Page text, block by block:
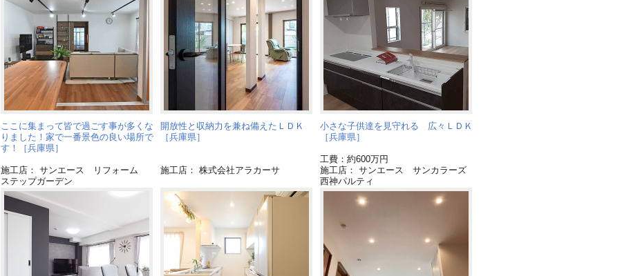
ここに集まって皆で過ごす事が多くな
りました！家で一番景色の良い場所で
す！［兵庫県］
施工店： サンエース リフォーム
ステップガーデン
開放性と収納力を兼ね備えたＬＤＫ
［兵庫県］
施工店： 株式会社アラカーサ
小さな子供達を見守れる 広々ＬＤＫ
［兵庫県］
工費：約600万円
施工店： サンエース サンカラーズ
西神パルティ